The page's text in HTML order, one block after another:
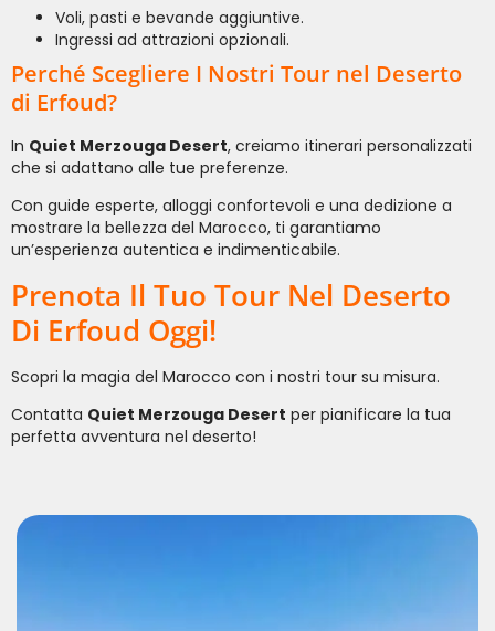
Voli, pasti e bevande aggiuntive.
Ingressi ad attrazioni opzionali.
Perché Scegliere I Nostri Tour nel Deserto
di Erfoud?
In Quiet Merzouga Desert, creiamo itinerari personalizzati
che si adattano alle tue preferenze.
Con guide esperte, alloggi confortevoli e una dedizione a
mostrare la bellezza del Marocco, ti garantiamo
un’esperienza autentica e indimenticabile.
Prenota Il Tuo Tour Nel Deserto
Di Erfoud Oggi!
Scopri la magia del Marocco con i nostri tour su misura.
Contatta Quiet Merzouga Desert per pianificare la tua
perfetta avventura nel deserto!